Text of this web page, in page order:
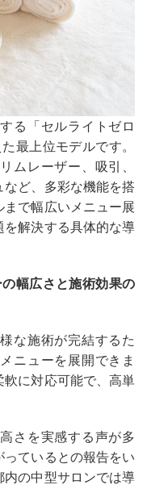
る「セルライトゼロ
最上位モデルです。
ムレーザー、吸引、
ど、多彩な機能を搭
で幅広いメニュー展
を解決する具体的な導
幅広さと施術効果の
な施術が完結するた
ニューを展開できま
に対応可能で、高単
さを実感する声が多
っているとの報告をい
内の中型サロンでは導